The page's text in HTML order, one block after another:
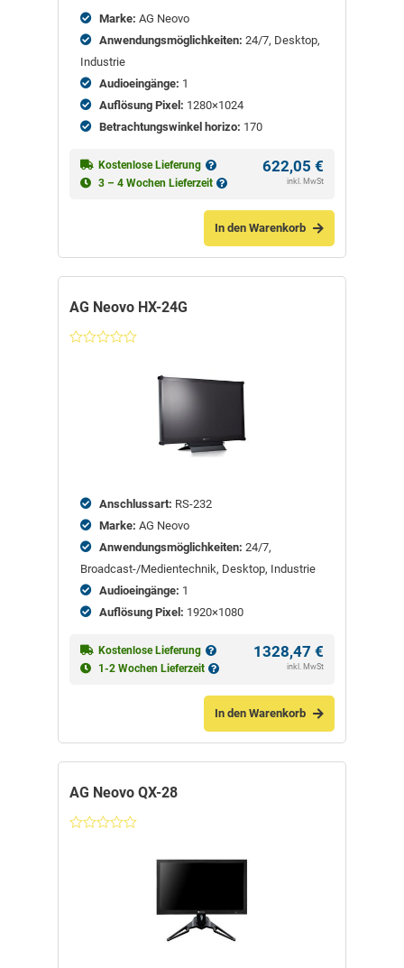
Marke: AG Neovo
Anwendungsmöglichkeiten: 24/7, Desktop,
Industrie
Audioeingänge: 1
Auflösung Pixel: 1280×1024
Betrachtungswinkel horizo: 170
Kostenlose Lieferung
3 – 4 Wochen Lieferzeit
622,05 €
inkl. MwSt
In den Warenkorb
AG Neovo HX-24G
Anschlussart: RS-232
Marke: AG Neovo
Anwendungsmöglichkeiten: 24/7,
Broadcast-/Medientechnik, Desktop, Industrie
Audioeingänge: 1
Auflösung Pixel: 1920×1080
Kostenlose Lieferung
1-2 Wochen Lieferzeit
1328,47 €
inkl. MwSt
In den Warenkorb
AG Neovo QX-28